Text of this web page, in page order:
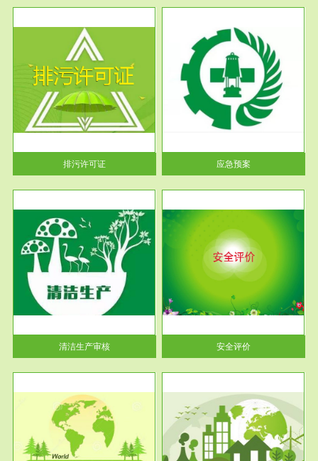
排污许可证
服务范围
应急预案
根据《中华人民共和国环境保护
法》第十九条 企业事业单位应
当按照...
应急预案
清洁生产审核
服务范围
安全评价
安全评价安全评价目的是查找、
分析和预测工程、系统、生产经
营活...
安全评价
服务范围
VOCs在线监测